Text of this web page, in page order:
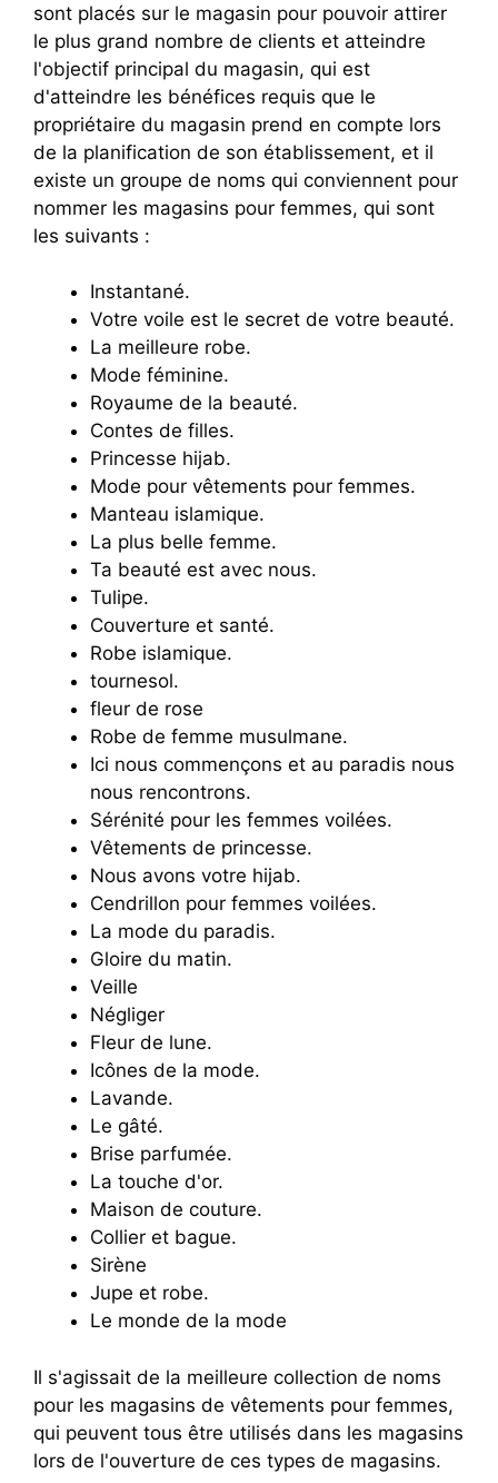
sont placés sur le magasin pour pouvoir attirer
le plus grand nombre de clients et atteindre
l'objectif principal du magasin, qui est
d'atteindre les bénéfices requis que le
propriétaire du magasin prend en compte lors
de la planification de son établissement, et il
existe un groupe de noms qui conviennent pour
nommer les magasins pour femmes, qui sont
les suivants :
Instantané.
Votre voile est le secret de votre beauté.
La meilleure robe.
Mode féminine.
Royaume de la beauté.
Contes de filles.
Princesse hijab.
Mode pour vêtements pour femmes.
Manteau islamique.
La plus belle femme.
Ta beauté est avec nous.
Tulipe.
Couverture et santé.
Robe islamique.
tournesol.
fleur de rose
Robe de femme musulmane.
Ici nous commençons et au paradis nous
nous rencontrons.
Sérénité pour les femmes voilées.
Vêtements de princesse.
Nous avons votre hijab.
Cendrillon pour femmes voilées.
La mode du paradis.
Gloire du matin.
Veille
Négliger
Fleur de lune.
Icônes de la mode.
Lavande.
Le gâté.
Brise parfumée.
La touche d'or.
Maison de couture.
Collier et bague.
Sirène
Jupe et robe.
Le monde de la mode
Il s'agissait de la meilleure collection de noms
pour les magasins de vêtements pour femmes,
qui peuvent tous être utilisés dans les magasins
lors de l'ouverture de ces types de magasins.